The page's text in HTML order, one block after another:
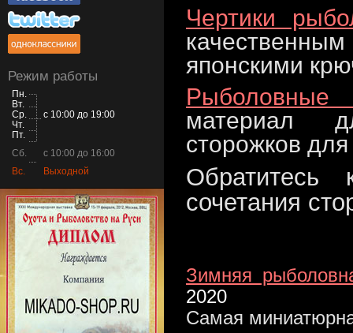
Чертики
японскими
Рыболовные
материал
сторожков
сочетания
Зимняя
2020
Самая
Режим работы
Пн.
Вт.
Ср.
Чт.
Пт.
с 10:00 до 19:00
Сб.
с 10:00 до 16:00
Вс.
Выходной